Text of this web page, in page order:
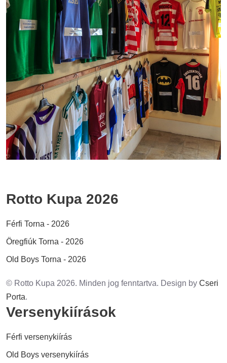
Rotto Kupa 2026
Férfi Torna - 2026
Öregfiúk Torna - 2026
Old Boys Torna - 2026
© Rotto Kupa 2026. Minden jog fenntartva. Design by Cseri
Porta.
Versenykiírások
Férfi versenykiírás
Old Boys versenykiírás